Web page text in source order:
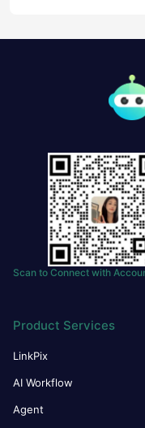
Scan to Connect with
Product Services
LinkPix
AI Workflow
Agent